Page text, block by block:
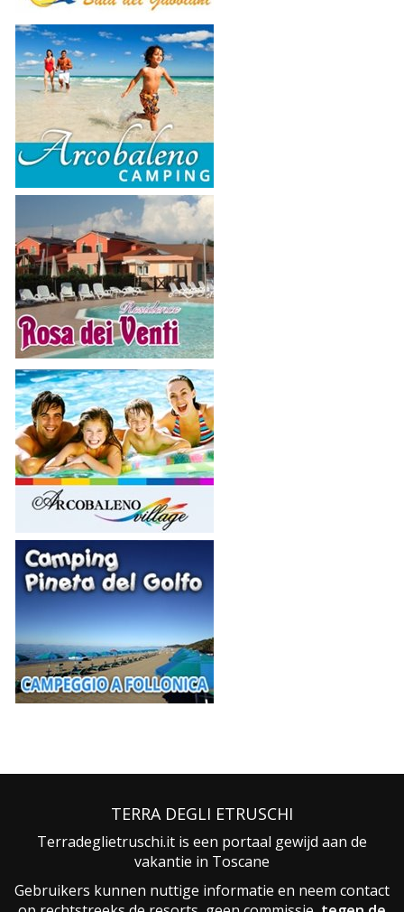
TERRA DEGLI ETRUSCHI
Terradeglietruschi.it is een portaal gewijd aan de
vakantie in Toscane
Gebruikers kunnen nuttige informatie en neem contact